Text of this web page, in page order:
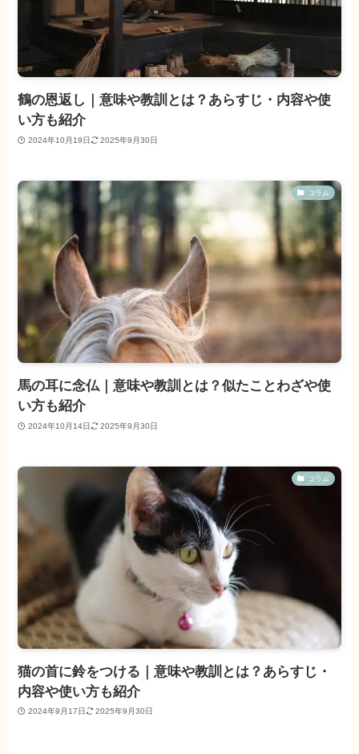
鶴の恩返し｜意味や教訓とは？あらすじ・内容や使
い方も紹介
2024年10月19日 2025年9月30日
コラム
馬の耳に念仏｜意味や教訓とは？似たことわざや使
い方も紹介
2024年10月14日 2025年9月30日
コラム
猫の首に鈴をつける｜意味や教訓とは？あらすじ・
内容や使い方も紹介
2024年9月17日 2025年9月30日